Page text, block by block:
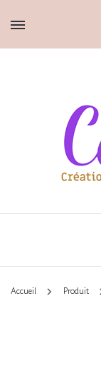
Accueil Produit